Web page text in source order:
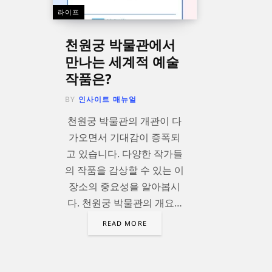
라이프
천원궁 박물관에서
만나는 세계적 예술
작품은?
BY 인사이트 매뉴얼
천원궁 박물관의 개관이 다
가오면서 기대감이 증폭되
고 있습니다. 다양한 작가들
의 작품을 감상할 수 있는 이
장소의 중요성을 알아봅시
다. 천원궁 박물관의 개요…
READ MORE